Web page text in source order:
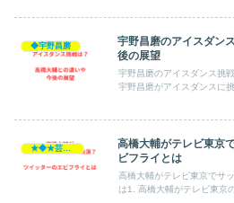
◆宇野昌磨
宇野昌磨のアイスダン
後の展望
宇野昌磨のアイスダンス挑
宇野昌磨がアイスダンスに挑
高橋大輔がテレビ東京
ビフライとは
高橋大輔がテレビ東京でサ
は1. 高橋大輔がテレビ東京